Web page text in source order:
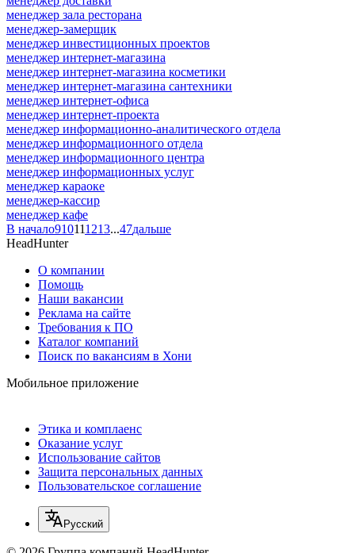
менеджер зала ресторана
менеджер-замерщик
менеджер инвестиционных проектов
менеджер интернет-магазина
менеджер интернет-магазина косметики
менеджер интернет-магазина сантехники
менеджер интернет-офиса
менеджер интернет-проекта
менеджер информационно-аналитического отдела
менеджер информационного отдела
менеджер информационного центра
менеджер информационных услуг
менеджер караоке
менеджер-кассир
менеджер кафе
В начало910111213...47дальше
HeadHunter
О компании
Помощь
Наши вакансии
Реклама на сайте
Требования к ПО
Каталог компаний
Поиск по вакансиям в Хони
Мобильное приложение
Этика и комплаенс
Оказание услуг
Использование сайтов
Защита персональных данных
Пользовательское соглашение
Русский